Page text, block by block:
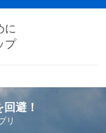
に
プ
避！
リ